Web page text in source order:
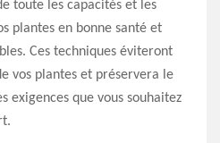
toute les capacités et les
plantes en bonne santé et
Ces techniques éviteront
vos plantes et préservera le
exigences que vous souhaitez